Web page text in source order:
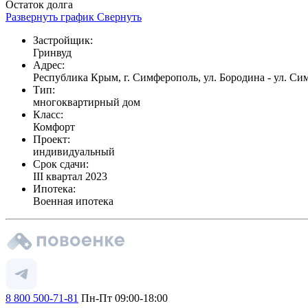
Остаток долга
Развернуть график Свернуть
Застройщик:
Гринвуд
Адрес:
Республика Крым, г. Симферополь, ул. Бородина - ул.
Тип:
многоквартирный дом
Класс:
Комфорт
Проект:
индивидуальный
Срок сдачи:
III квартал 2023
Ипотека:
Военная ипотека
8 800 500-71-81 Пн-Пт 09:00-18:00